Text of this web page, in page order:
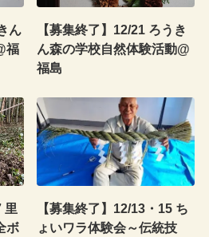
ん
福
【募集終了】12/21 ろうき
ん森の学校自然体験活動@
福島
里
ボ
【募集終了】12/13・15 ち
ょいワラ体験会～伝統技